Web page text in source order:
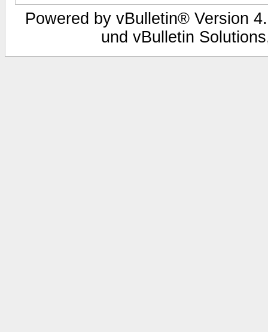
Powered by vBulletin® Version
und vBulletin